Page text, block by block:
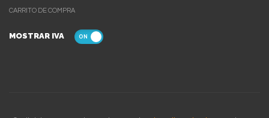
CARRITO DE COMPRA
MOSTRAR IVA